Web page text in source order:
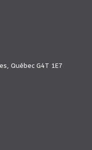
Québec G4T 1E7